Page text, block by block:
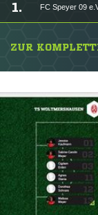
1. FC Speyer 09
ZUR